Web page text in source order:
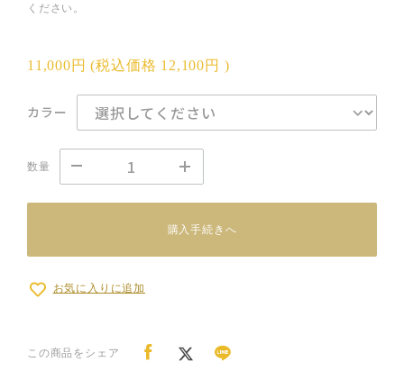
ください。
11,000円 (税込価格 12,100円 )
カラー
数量
購入手続きへ
お気に入りに追加
この商品をシェア